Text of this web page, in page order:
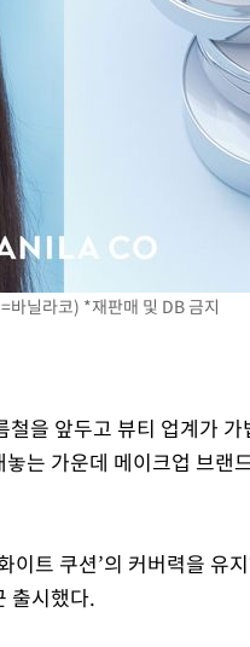
바닐라코) *재판매 및 DB 금지
을 앞두고 뷰티 업계가 가
는 가운데 메이크업 브랜
이트 쿠션’의 커버력을 유
출시했다.